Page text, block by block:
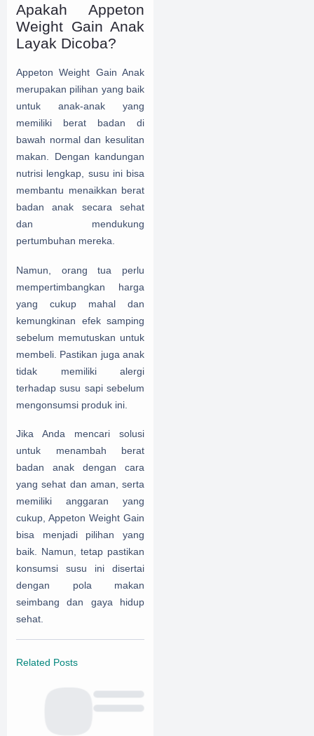
Apakah Appeton
Weight Gain Anak
Layak Dicoba?
Appeton Weight Gain Anak
merupakan pilihan yang baik
untuk anak-anak yang
memiliki berat badan di
bawah normal dan kesulitan
makan. Dengan kandungan
nutrisi lengkap, susu ini bisa
membantu menaikkan berat
badan anak secara sehat
dan mendukung
pertumbuhan mereka.
Namun, orang tua perlu
mempertimbangkan harga
yang cukup mahal dan
kemungkinan efek samping
sebelum memutuskan untuk
membeli. Pastikan juga anak
tidak memiliki alergi
terhadap susu sapi sebelum
mengonsumsi produk ini.
Jika Anda mencari solusi
untuk menambah berat
badan anak dengan cara
yang sehat dan aman, serta
memiliki anggaran yang
cukup, Appeton Weight Gain
bisa menjadi pilihan yang
baik. Namun, tetap pastikan
konsumsi susu ini disertai
dengan pola makan
seimbang dan gaya hidup
sehat.
Related Posts